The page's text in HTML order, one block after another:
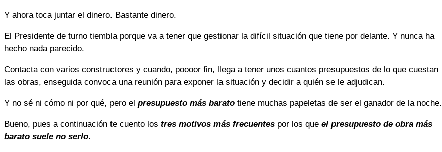
Y ahora toca juntar el dinero. Bastante dinero.
El Presidente de turno tiembla porque va a tener que gestionar la difícil situación que tiene por delante. Y nunca ha
hecho nada parecido.
Contacta con varios constructores y cuando, poooor fin, llega a tener unos cuantos presupuestos de lo que cuestan
las obras, enseguida convoca una reunión para exponer la situación y decidir a quién se le adjudican.
Y no sé ni cómo ni por qué, pero el presupuesto más barato tiene muchas papeletas de ser el ganador de la noche.
Bueno, pues a continuación te cuento los tres motivos más frecuentes por los que el presupuesto de obra más
barato suele no serlo.